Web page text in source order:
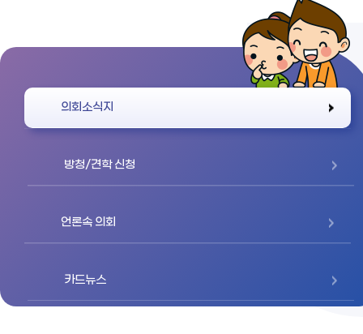
의회소식지
방청/견학 신청
언론속 의회
카드뉴스